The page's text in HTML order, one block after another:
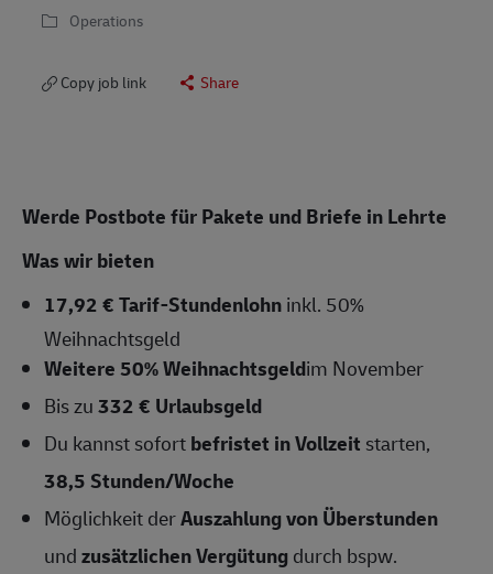
Operations
Copy job link Share
Werde Postbote für Pakete und Briefe in Lehrte
Was wir bieten
17,92 € Tarif-Stundenlohninkl. 50%
Weihnachtsgeld
Weitere 50% Weihnachtsgeldim November
Bis zu332 € Urlaubsgeld
Du kannst sofortbefristet in Vollzeit starten,
38,5 Stunden/Woche
Möglichkeit derAuszahlung von Überstunden
undzusätzlichen Vergütungdurch bspw.